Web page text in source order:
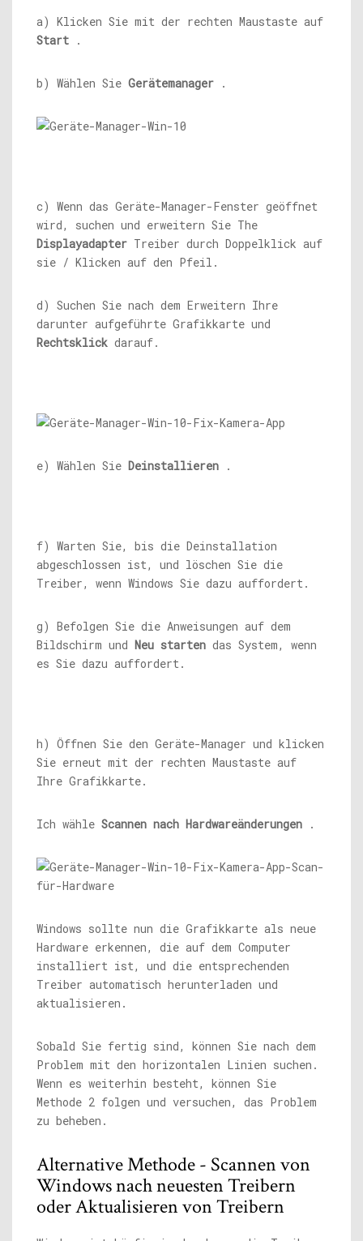
a) Klicken Sie mit der rechten Maustaste auf
Start .
b) Wählen Sie Gerätemanager .
c) Wenn das Geräte-Manager-Fenster geöffnet
wird, suchen und erweitern Sie The
Displayadapter Treiber durch Doppelklick auf
sie / Klicken auf den Pfeil.
d) Suchen Sie nach dem Erweitern Ihre
darunter aufgeführte Grafikkarte und
Rechtsklick darauf.
e) Wählen Sie Deinstallieren .
f) Warten Sie, bis die Deinstallation
abgeschlossen ist, und löschen Sie die
Treiber, wenn Windows Sie dazu auffordert.
g) Befolgen Sie die Anweisungen auf dem
Bildschirm und Neu starten das System, wenn
es Sie dazu auffordert.
h) Öffnen Sie den Geräte-Manager und klicken
Sie erneut mit der rechten Maustaste auf
Ihre Grafikkarte.
Ich wähle Scannen nach Hardwareänderungen .
Windows sollte nun die Grafikkarte als neue
Hardware erkennen, die auf dem Computer
installiert ist, und die entsprechenden
Treiber automatisch herunterladen und
aktualisieren.
Sobald Sie fertig sind, können Sie nach dem
Problem mit den horizontalen Linien suchen.
Wenn es weiterhin besteht, können Sie
Methode 2 folgen und versuchen, das Problem
zu beheben.
Alternative Methode - Scannen von
Windows nach neuesten Treibern
oder Aktualisieren von Treibern